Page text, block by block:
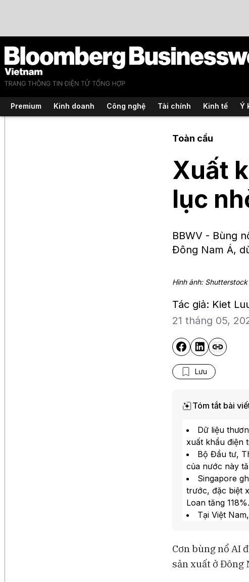
Premium Kinh doanh Công nghệ Tài chính Kinh tế Ý
Toàn cầu
Xuất
lục
BBWV - Bùng
Đông Nam Á,
Hình ảnh: Shutterstock
Tác giả: Kiet
21 tháng 05,
Lưu
Tóm tắt bài
Dữ liệu
xuất khẩu điện
Bộ Đầu tư,
của nước này
Singapore
trước, đặc biệt
Loan tăng 118%.
Tại Việt
Thái Lan dự
USD, từ mức
Cơn bùng nổ AI
sản xuất ở Đông
Lo ngại an ninh mạng sau các
thử nghiệm AI của OpenAI và